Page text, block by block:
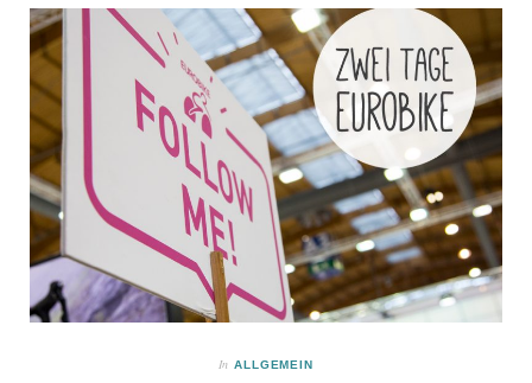
In ALLGEMEIN